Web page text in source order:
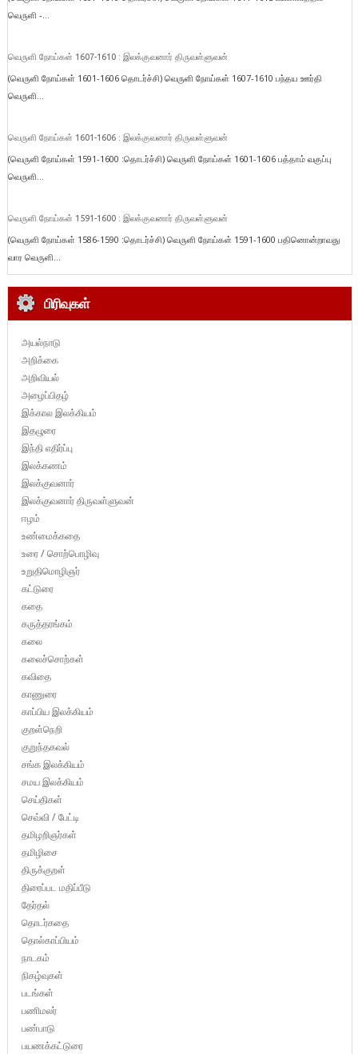
வெருளி -...
வெருளி நோய்கள் 1607-1610 : இலக்குவனார் திருவள்ளுவன்
(வெருளி நோய்கள் 1601-1606 தொடர்ச்சி) வெருளி நோய்கள் 1607-1610 பந்தய ஊர்தி
வெருளி...
வெருளி நோய்கள் 1601-1606 : இலக்குவனார் திருவள்ளுவன்
(வெருளி நோய்கள் 1591-1600 :தொடர்ச்சி) வெருளி நோய்கள் 1601-1606 பத்தாம் வகுப்பு
வெருளி...
வெருளி நோய்கள் 1591-1600 : இலக்குவனார் திருவள்ளுவன்
(வெருளி நோய்கள் 1586-1590 :தொடர்ச்சி) வெருளி நோய்கள் 1591-1600 பதினொன்றாவது
வார வெருளி...
பிரிவுகள்
அயல்நாடு
அறிக்கை
அறிவியல்
அழைப்பிதழ்
இக்கால இலக்கியம்
இதழுரை
இந்தி எதிர்ப்பு
இலக்கணம்
இலக்குவனார்
இலக்குவனார் திருவள்ளுவன்
ஈழம்
உண்மைக்கதை
உரை / சொற்பொழிவு
உறுதிமொழிஞர்
கட்டுரை
கதை
கருத்தரங்கம்
கலை
கலைச்சொற்கள்
கவிதை
காணுரை
காப்பிய இலக்கியம்
குறள்நெறி
குறுந்தகவல்
சங்க இலக்கியம்
சமய இலக்கியம்
செய்திகள்
செவ்வி / பேட்டி
தமிழறிஞர்கள்
தமிழிசை
திருக்குறள்
திரைப்பட மதிப்பீடு
தேர்தல்
தொடர்கதை
தொல்காப்பியம்
நாடகம்
நிகழ்வுகள்
படங்கள்
பணிமலர்
பண்பாடு
பயணக்கட்டுரை